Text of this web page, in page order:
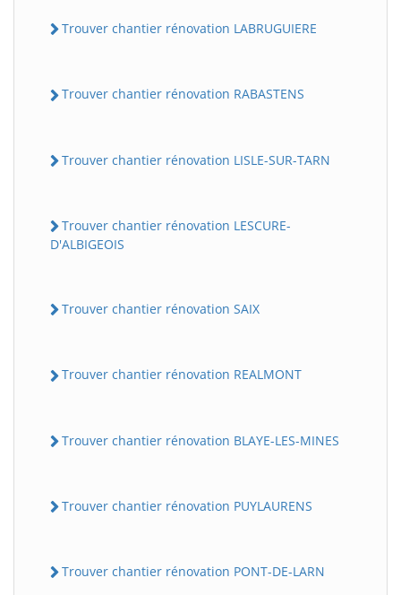
Trouver chantier rénovation LABRUGUIERE
Trouver chantier rénovation RABASTENS
Trouver chantier rénovation LISLE-SUR-TARN
Trouver chantier rénovation LESCURE-
D'ALBIGEOIS
Trouver chantier rénovation SAIX
Trouver chantier rénovation REALMONT
Trouver chantier rénovation BLAYE-LES-MINES
Trouver chantier rénovation PUYLAURENS
Trouver chantier rénovation PONT-DE-LARN